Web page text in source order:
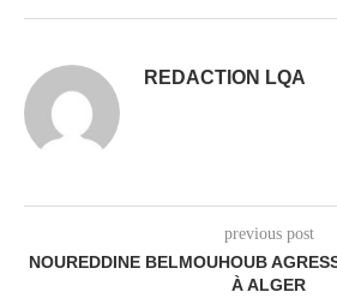
REDACTION LQA
previous post
NOUREDDINE BELMOUHOUB
À ALGER